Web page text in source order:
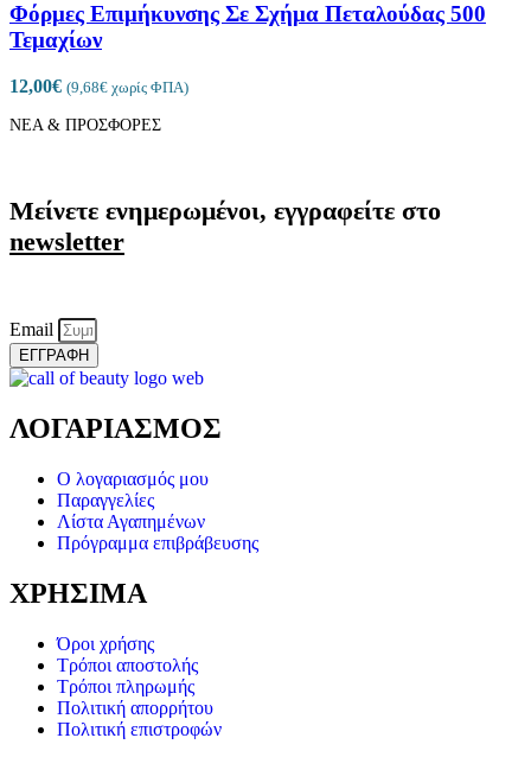
Φόρμες Επιμήκυνσης Σε Σχήμα Πεταλούδας 500
Τεμαχίων
12,00€ (9,68€ χωρίς ΦΠΑ)
ΝΕΑ & ΠΡΟΣΦΟΡΕΣ
Μείνετε ενημερωμένοι, εγγραφείτε στο
newsletter
Email
ΕΓΓΡΑΦΗ
ΛΟΓΑΡΙΑΣΜΟΣ
Ο λογαριασμός μου
Παραγγελίες
Λίστα Αγαπημένων
Πρόγραμμα επιβράβευσης
ΧΡΗΣΙΜΑ
Όροι χρήσης
Τρόποι αποστολής
Τρόποι πληρωμής
Πολιτική απορρήτου
Πολιτική επιστροφών